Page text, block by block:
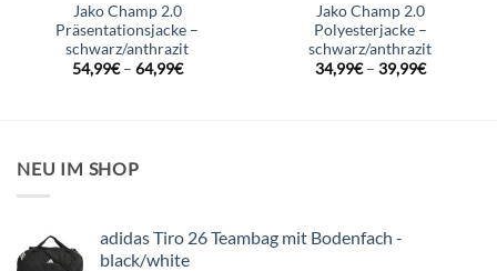
Jako Champ 2.0
Präsentationsjacke –
schwarz/anthrazit
54,99€– 64,99€
Jako Champ 2.0
Polyesterjacke –
schwarz/anthrazit
34,99€– 39,99€
NEU IM SHOP
adidas Tiro 26 Teambag mit Bodenfach -
black/white